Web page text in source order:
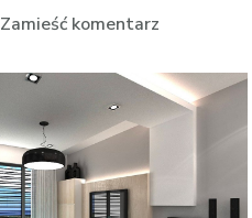
Zamieść komentarz
Spokój
i
–